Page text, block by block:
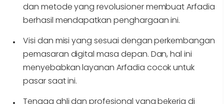
dan metode yang revolusioner membuat Arfadia
berhasil mendapatkan penghargaan ini.
Visi dan misi yang sesuai dengan perkembangan
pemasaran digital masa depan. Dan, hal ini
menyebabkan layanan Arfadia cocok untuk
pasar saat ini.
Tenaga ahli dan profesional yang bekerja di